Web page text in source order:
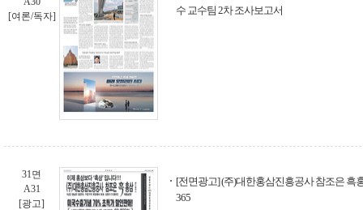
[여론/독자]
수 교수팀 2차 조사보고서
31면
A31
[광고]
[전면광고] (주)대한홍삼진흥공사 참조은 흑
365